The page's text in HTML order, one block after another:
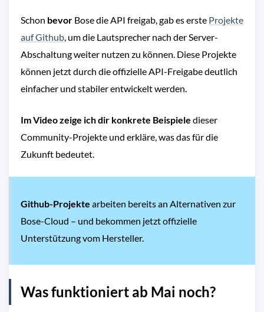
Schon bevor Bose die API freigab, gab es erste Projekte
auf Github , um die Lautsprecher nach der Server-
Abschaltung weiter nutzen zu können. Diese Projekte
können jetzt durch die offizielle API-Freigabe deutlich
einfacher und stabiler entwickelt werden.
Im Video zeige ich dir konkrete Beispiele dieser
Community-Projekte und erkläre, was das für die
Zukunft bedeutet.
Github-Projekte arbeiten bereits an Alternativen zur
Bose-Cloud – und bekommen jetzt offizielle
Unterstützung vom Hersteller.
Was funktioniert ab Mai noch?